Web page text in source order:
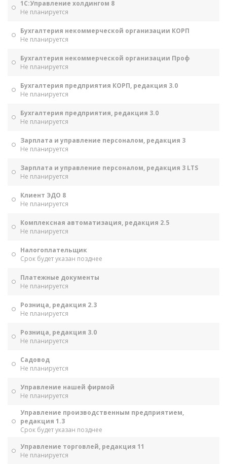
1С:Управление холдингом 8
Не планируется
Бухгалтерия некоммерческой организации КОРП
Не планируется
Бухгалтерия некоммерческой организации Проф
Не планируется
Бухгалтерия предприятия КОРП, редакция 3.0
Не планируется
Бухгалтерия предприятия, редакция 3.0
Не планируется
Зарплата и управление персоналом, редакция 3
Не планируется
Зарплата и управление персоналом, редакция 3 LTS
Не планируется
Клиент ЭДО 8
Не планируется
Комплексная автоматизация, редакция 2.5
Не планируется
Налогоплательщик
Срок будет указан позднее
Платежные документы
Не планируется
Розница, редакция 2.3
Не планируется
Розница, редакция 3.0
Не планируется
Садовод
Не планируется
Управление нашей фирмой
Не планируется
Управление производственным предприятием,
редакция 1.3
Срок будет указан позднее
Управление торговлей, редакция 11
Не планируется